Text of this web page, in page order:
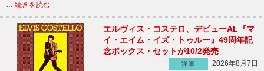
… 続きを読む
エルヴィス・コステロ、デビューAL『マ
イ・エイム・イズ・トゥルー』49周年記
念ボックス・セットが10/2発売
洋楽
2026年8月7日